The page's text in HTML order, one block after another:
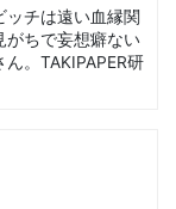
ッチは遠い血縁関
がちで妄想癖ない
。TAKIPAPER研